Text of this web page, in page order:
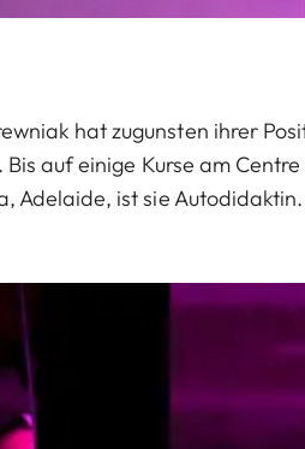
hat zugunsten ihrer
auf einige Kurse am
Adelaide, ist sie Autodidaktin.